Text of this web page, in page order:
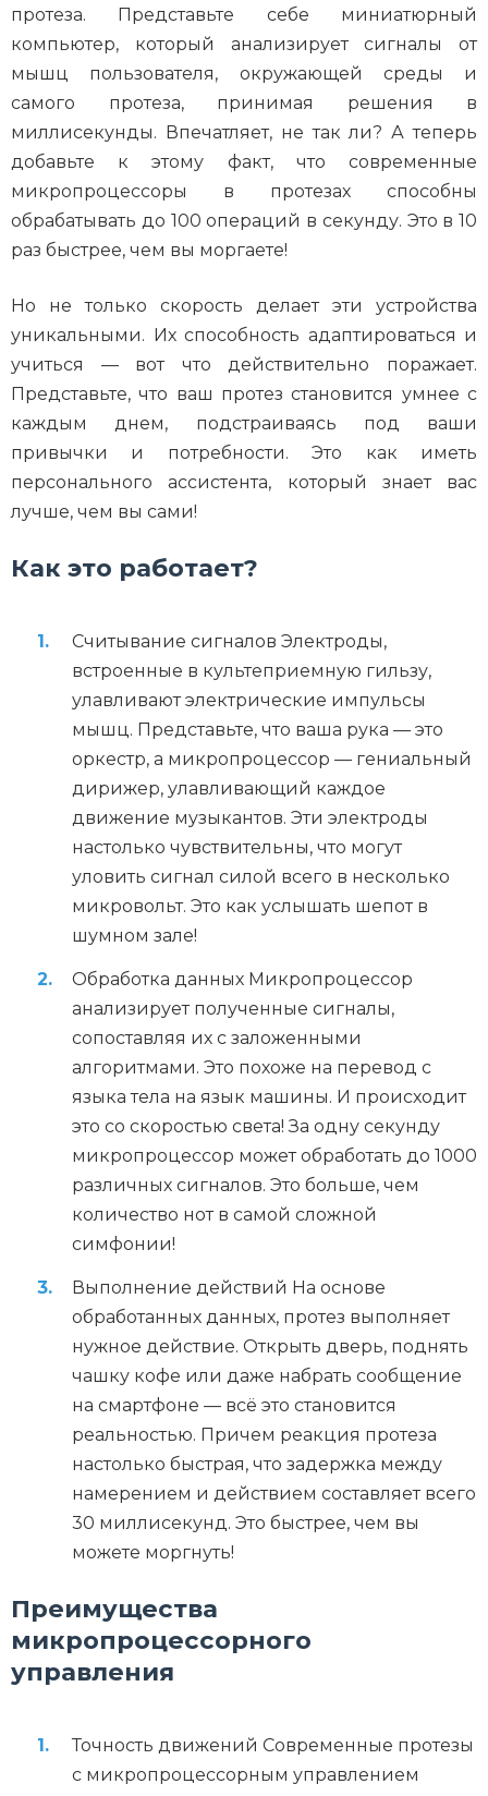
протеза. Представьте себе миниатюрный
компьютер, который анализирует сигналы от
мышц пользователя, окружающей среды и
самого протеза, принимая решения в
миллисекунды. Впечатляет, не так ли? А теперь
добавьте к этому факт, что современные
микропроцессоры в протезах способны
обрабатывать до 100 операций в секунду. Это в 10
раз быстрее, чем вы моргаете!
Но не только скорость делает эти устройства
уникальными. Их способность адаптироваться и
учиться — вот что действительно поражает.
Представьте, что ваш протез становится умнее с
каждым днем, подстраиваясь под ваши
привычки и потребности. Это как иметь
персонального ассистента, который знает вас
лучше, чем вы сами!
Как это работает?
Считывание сигналов Электроды,
встроенные в культеприемную гильзу,
улавливают электрические импульсы
мышц. Представьте, что ваша рука — это
оркестр, а микропроцессор — гениальный
дирижер, улавливающий каждое
движение музыкантов. Эти электроды
настолько чувствительны, что могут
уловить сигнал силой всего в несколько
микровольт. Это как услышать шепот в
шумном зале!
Обработка данных Микропроцессор
анализирует полученные сигналы,
сопоставляя их с заложенными
алгоритмами. Это похоже на перевод с
языка тела на язык машины. И происходит
это со скоростью света! За одну секунду
микропроцессор может обработать до 1000
различных сигналов. Это больше, чем
количество нот в самой сложной
симфонии!
Выполнение действий На основе
обработанных данных, протез выполняет
нужное действие. Открыть дверь, поднять
чашку кофе или даже набрать сообщение
на смартфоне — всё это становится
реальностью. Причем реакция протеза
настолько быстрая, что задержка между
намерением и действием составляет всего
30 миллисекунд. Это быстрее, чем вы
можете моргнуть!
Преимущества
микропроцессорного
управления
Точность движений Современные протезы
с микропроцессорным управлением